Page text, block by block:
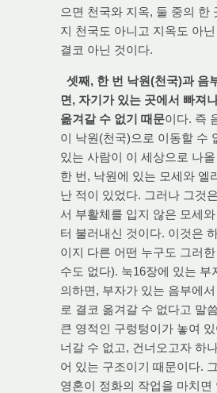
으면 천국와 지옥, 둘 중의 한
지 천국도 아니고 지옥도 아
결코 아닌 것이다.
셋째, 한 번 낙원(천국)과 음
면, 자기가 있는 곳에서 빠져
옮겨갈 수 없기 때문이다. 즉
이 낙원(천국)으로 이동할 수
있는 사람이 이 세상으로 나
한 번, 낙원에 있는 모세와 엘
난 적이 있었다. 그러나 그것
서 부활체를 입지 않은 모세
터 불러내신 것이다. 이것은
이지 다른 어떤 누구도 그러
수도 없다). 눅16장에 있는 부
의하면, 부자가 있는 음부에
로 결코 옮겨갈 수 없다고 말
큰 영적인 구렁텅이가 놓여
너갈 수 없고, 건너오고자 하
어 있는 구조이기 때문이다.
영혼이 정화의 작업을 마치면